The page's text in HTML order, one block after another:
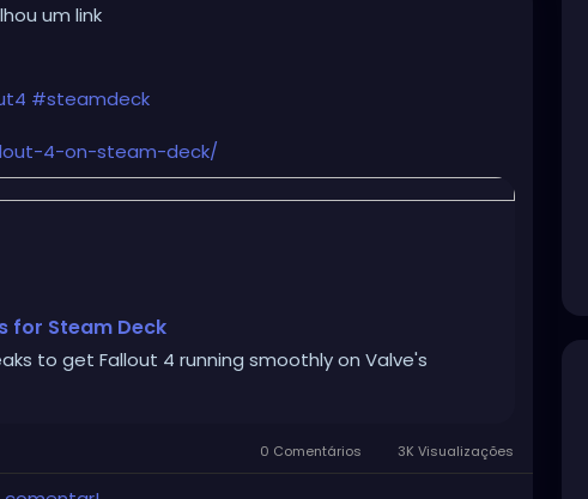
um link
#steamdeck
4-on-steam-deck/
for Steam Deck
to get Fallout 4 running smoothly on Valve's
0 Comentários 3K Visualizações